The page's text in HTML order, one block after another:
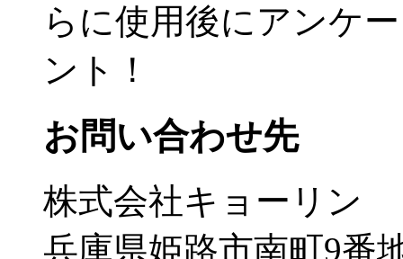
らに使用後にアンケ
ント！
お問い合わせ先
株式会社キョーリン
兵庫県姫路市南町9番